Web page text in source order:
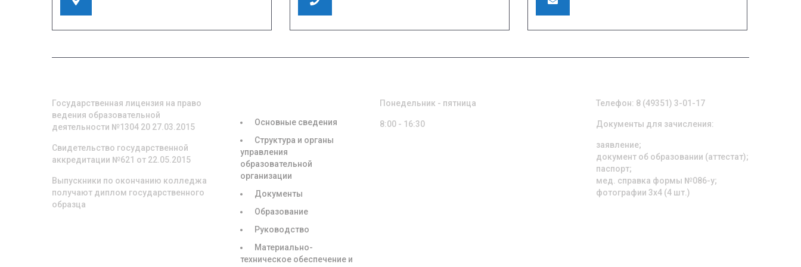
Государственная лицензия на право
ведения образовательной
деятельности №1304 20 27.03.2015
Свидетельство государственной
аккредитации №621 от 22.05.2015
Выпускники по окончанию колледжа
получают диплом государственного
образца
Основные сведения
Структура и органы
управления
образовательной
организации
Документы
Образование
Руководство
Материально-
техническое обеспечение и
Понедельник - пятница
8:00 - 16:30
Телефон: 8 (49351) 3-01-17
Документы для зачисления:
заявление;
документ об образовании (аттестат);
паспорт;
мед. справка формы №086-у;
фотографии 3х4 (4 шт.)